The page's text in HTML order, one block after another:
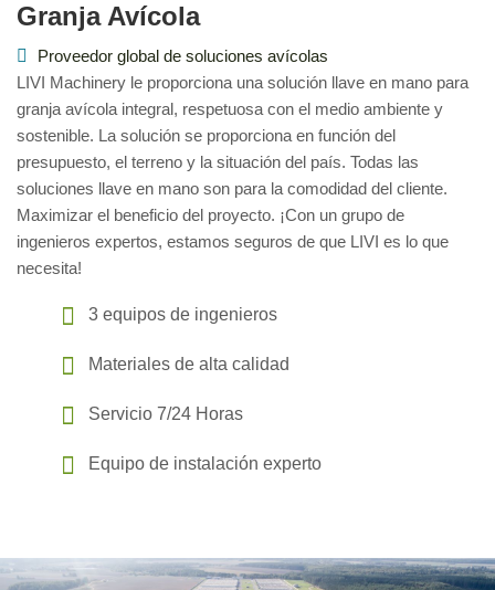
Granja Avícola
Proveedor global de soluciones avícolas
LIVI Machinery le proporciona una solución llave en mano para
granja avícola integral, respetuosa con el medio ambiente y
sostenible. La solución se proporciona en función del
presupuesto, el terreno y la situación del país. Todas las
soluciones llave en mano son para la comodidad del cliente.
Maximizar el beneficio del proyecto. ¡Con un grupo de
ingenieros expertos, estamos seguros de que LIVI es lo que
necesita!
3 equipos de ingenieros
Materiales de alta calidad
Servicio 7/24 Horas
Equipo de instalación experto